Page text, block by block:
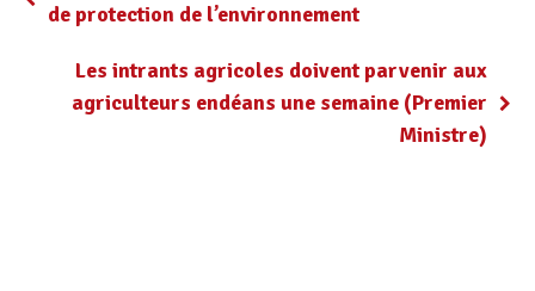
de protection de l’environnement
Les intrants agricoles doivent parvenir aux
agriculteurs endéans une semaine (Premier
Ministre)